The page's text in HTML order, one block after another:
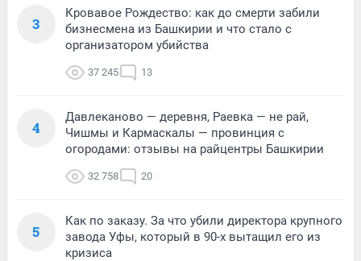
3
Кровавое Рождество: как до смерти забили
бизнесмена из Башкирии и что стало с
организатором убийства
37 245 13
4
Давлеканово — деревня, Раевка — не рай,
Чишмы и Кармаскалы — провинция с
огородами: отзывы на райцентры Башкирии
32 758 20
5
Как по заказу. За что убили директора крупного
завода Уфы, который в 90-х вытащил его из
кризиса